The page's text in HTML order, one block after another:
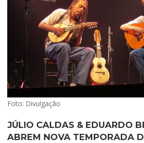
Foto: Divulgação
JÚLIO CALDAS & EDUARDO
ABREM NOVA TEMPORADA